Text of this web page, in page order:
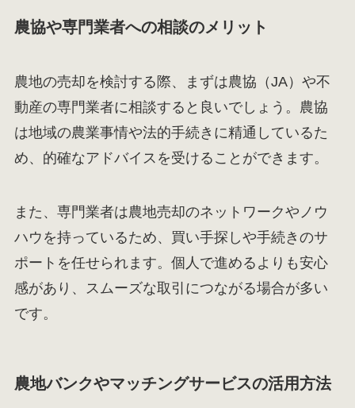
農協や専門業者への相談のメリット
農地の売却を検討する際、まずは農協（JA）や不
動産の専門業者に相談すると良いでしょう。農協
は地域の農業事情や法的手続きに精通しているた
め、的確なアドバイスを受けることができます。
また、専門業者は農地売却のネットワークやノウ
ハウを持っているため、買い手探しや手続きのサ
ポートを任せられます。個人で進めるよりも安心
感があり、スムーズな取引につながる場合が多い
です。
農地バンクやマッチングサービスの活用方法